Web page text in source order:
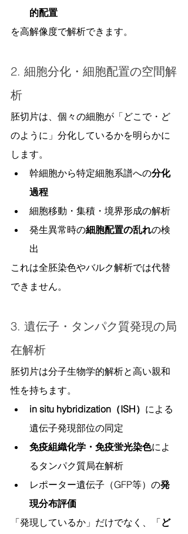
的配置
を高解像度で解析できます。
2. 細胞分化・細胞配置の空間解
析
胚切片は、個々の細胞が「どこで・ど
のように」分化しているかを明らかに
します。
幹細胞から特定細胞系譜への分化
過程
細胞移動・集積・境界形成の解析
発生異常時の細胞配置の乱れの検
出
これは全胚染色やバルク解析では代替
できません。
3. 遺伝子・タンパク質発現の局
在解析
胚切片は分子生物学的解析と高い親和
性を持ちます。
in situ hybridization（ISH） による
遺伝子発現部位の同定
免疫組織化学・免疫蛍光染色によ
るタンパク質局在解析
レポーター遺伝子（GFP等）の発
現分布評価
「発現しているか」だけでなく、「ど